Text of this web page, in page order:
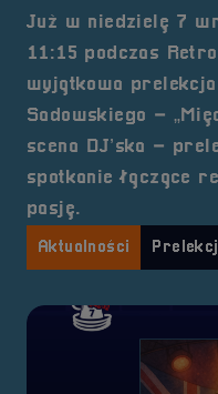
Już w niedzielę 7
11:15 podczas
wyjątkowa
Sadowskiego –
scena DJ’ska –
spotkanie łączące
pasję.
Aktualności